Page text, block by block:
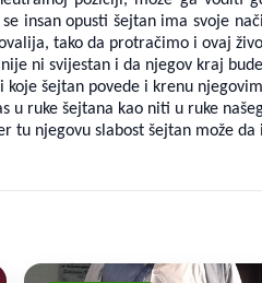
insan opusti šejtan ima svoje
tako da protračimo i ovaj
ni svijestan i da njegov kraj
šejtan povede i krenu
u ruke šejtana kao niti u ruke
njegovu slabost šejtan može da